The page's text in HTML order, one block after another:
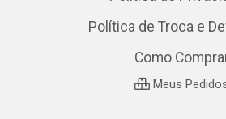
Política de Troca e
Como
Meus